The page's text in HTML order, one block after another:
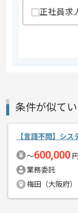
正社員求
条件が似て
【言語不問】シ
〜600,000
業務委託
梅田（大阪府）